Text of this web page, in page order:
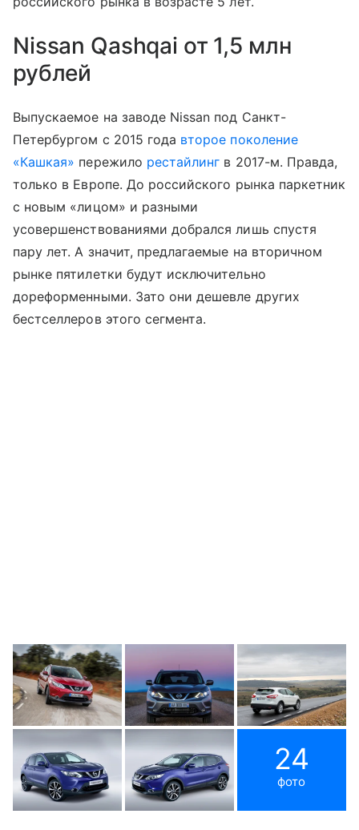
Nissan Qashqai от 1,5 млн
рублей
Выпускаемое на заводе Nissan под Санкт-
Петербургом с 2015 года второе поколение
«Кашкая» пережило рестайлинг в 2017-м. Правда,
только в Европе. До российского рынка паркетник
с новым «лицом» и разными
усовершенствованиями добрался лишь спустя
пару лет. А значит, предлагаемые на вторичном
рынке пятилетки будут исключительно
дореформенными. Зато они дешевле других
бестселлеров этого сегмента.
24
фото